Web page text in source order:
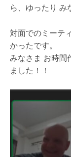
ら、ゆったり み
対面でのミーテ
かったです。
みなさま お時間
ました！！